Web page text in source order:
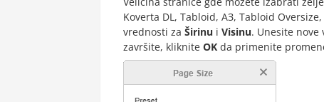
Koverta DL, Tabloid, AЗ, Tabloid
vrednosti za Širinu i Visinu. Unesite
završite, kliknite OK da primenite